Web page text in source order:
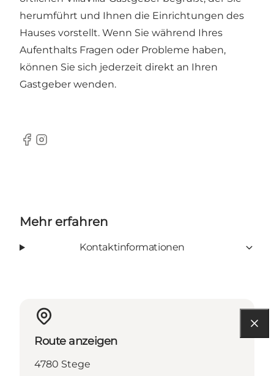
herumführt und Ihnen die Einrichtungen des
Hauses vorstellt. Wenn Sie während Ihres
Aufenthalts Fragen oder Probleme haben,
können Sie sich jederzeit direkt an Ihren
Gastgeber wenden.
Facebook
Instagram
Mehr erfahren
Kontaktinformationen
Route anzeigen
4780 Stege